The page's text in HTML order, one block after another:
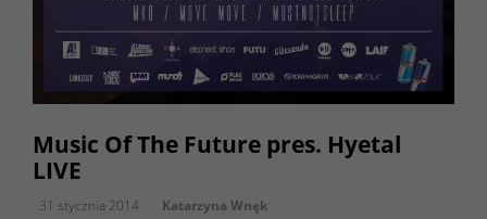
Music Of The Future pres. Hyetal
LIVE
31 stycznia 2014 Katarzyna Wnęk